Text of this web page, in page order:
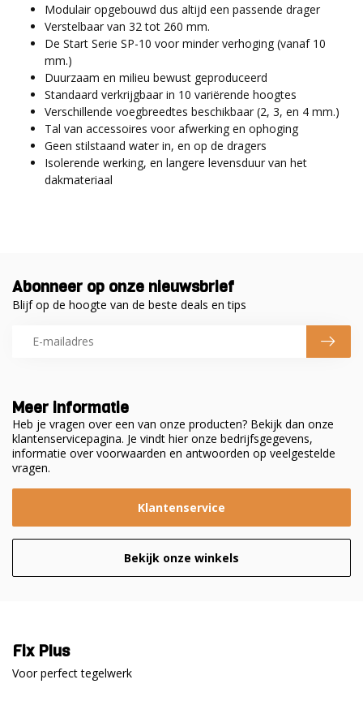
Modulair opgebouwd dus altijd een passende drager
Verstelbaar van 32 tot 260 mm.
De Start Serie SP-10 voor minder verhoging (vanaf 10
mm.)
Duurzaam en milieu bewust geproduceerd
Standaard verkrijgbaar in 10 variërende hoogtes
Verschillende voegbreedtes beschikbaar (2, 3, en 4 mm.)
Tal van accessoires voor afwerking en ophoging
Geen stilstaand water in, en op de dragers
Isolerende werking, en langere levensduur van het
dakmateriaal
Meer informatie
Heb je vragen over een van onze producten? Bekijk dan onze
klantenservicepagina. Je vindt hier onze bedrijfsgegevens,
informatie over voorwaarden en antwoorden op veelgestelde
vragen.
Klantenservice
Bekijk onze winkels
Abonneer op onze nieuwsbrief
Blijf op de hoogte van de beste deals en tips
Fix Plus
Voor perfect tegelwerk